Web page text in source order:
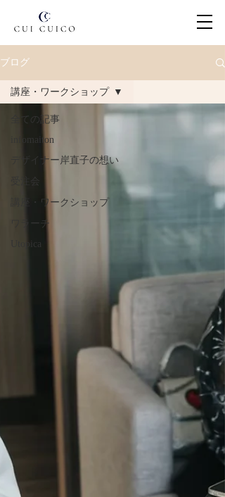
ブログ
全ての記事
infomaiton
デザイナー岸直子の想い
講座・ワークショップ
ワラーチ
Utopica
講座・ワークショップ